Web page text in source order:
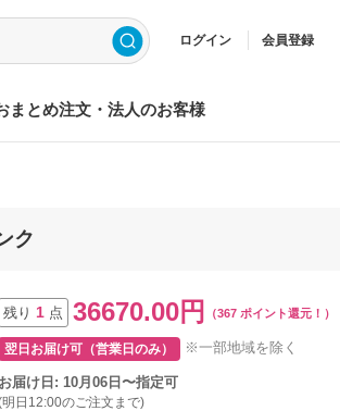
ログイン 会員登録
まとめ注文・法人のお客様
ク
残り 1 点 36670.00円 （367 ポイント還元！）
翌日お届け可（営業日のみ） ※一部地域を除く
お届け日: 10月06日〜指定可
明日12:00のご注文まで)